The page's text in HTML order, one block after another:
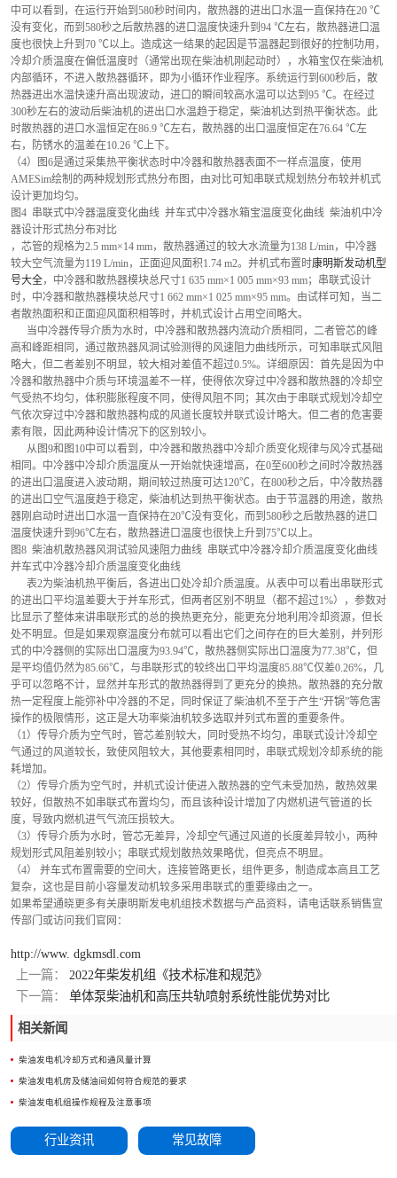
中可以看到，在运行开始到580秒时间内，散热器的进出口水温一直保持在20 ℃
没有变化，而到580秒之后散热器的进口温度快速升到94 ℃左右，散热器进口温
度也很快上升到70 ℃以上。造成这一结果的起因是节温器起到很好的控制功用，
冷却介质温度在偏低温度时（通常出现在柴油机刚起动时），水箱宝仅在柴油机
内部循环，不进入散热器循环，即为小循环作业程序。系统运行到600秒后，散
热器进出水温快速升高出现波动，进口的瞬间较高水温可以达到95 ℃。在经过
300秒左右的波动后柴油机的进出口水温趋于稳定，柴油机达到热平衡状态。此
时散热器的进口水温恒定在86.9 ℃左右，散热器的出口温度恒定在76.64 ℃左
右，防锈水的温差在10.26 ℃上下。
（4）图6是通过采集热平衡状态时中冷器和散热器表面不一样点温度，使用
AMESim绘制的两种规划形式热分布图，由对比可知串联式规划热分布较并机式
设计更加均匀。
图4  串联式中冷器温度变化曲线  并车式中冷器水箱宝温度变化曲线  柴油机中冷
器设计形式热分布对比
，芯管的规格为2.5 mm×14 mm，散热器通过的较大水流量为138 L/min，中冷器
较大空气流量为119 L/min，正面迎风面积1.74 m2。并机式布置时康明斯发动机型
号大全，中冷器和散热器模块总尺寸1 635 mm×1 005 mm×93 mm；串联式设计
时，中冷器和散热器模块总尺寸1 662 mm×1 025 mm×95 mm。由试样可知，当二
者散热面积和正面迎风面积相等时，并机式设计占用空间略大。
当中冷器传导介质为水时，中冷器和散热器内流动介质相同，二者管芯的峰
高和峰距相同，通过散热器风洞试验测得的风速阻力曲线所示，可知串联式风阻
略大，但二者差别不明显，较大相对差值不超过0.5%。详细原因：首先是因为中
冷器和散热器中介质与环境温差不一样，使得依次穿过中冷器和散热器的冷却空
气受热不均匀，体积膨胀程度不同，使得风阻不同；其次由于串联式规划冷却空
气依次穿过中冷器和散热器构成的风道长度较并联式设计略大。但二者的危害要
素有限，因此两种设计情况下的区别较小。
从图9和图10中可以看到，中冷器和散热器中冷却介质变化规律与风冷式基础
相同。中冷器中冷却介质温度从一开始就快速增高，在0至600秒之间时冷散热器
的进出口温度进入波动期，期间较过热度可达120℃，在800秒之后，中冷散热器
的进出口空气温度趋于稳定，柴油机达到热平衡状态。由于节温器的用途，散热
器刚启动时进出口水温一直保持在20℃没有变化，而到580秒之后散热器的进口
温度快速升到96℃左右，散热器进口温度也很快上升到75℃以上。
图8  柴油机散热器风洞试验风速阻力曲线  串联式中冷器冷却介质温度变化曲线
并车式中冷器冷却介质温度变化曲线
表2为柴油机热平衡后，各进出口处冷却介质温度。从表中可以看出串联形式
的进出口平均温差要大于并车形式，但两者区别不明显（都不超过1%），参数对
比显示了整体来讲串联形式的总的换热更充分，能更充分地利用冷却资源，但长
处不明显。但是如果观察温度分布就可以看出它们之间存在的巨大差别，并列形
式的中冷器侧的实际出口温度为93.94℃，散热器侧实际出口温度为77.38℃，但
是平均值仍然为85.66℃，与串联形式的较终出口平均温度85.88℃仅差0.26%，几
乎可以忽略不计，显然并车形式的散热器得到了更充分的换热。散热器的充分散
热一定程度上能弥补中冷器的不足，同时保证了柴油机不至于产生“开锅”等危害
操作的极限情形，这正是大功率柴油机较多选取并列式布置的重要条件。
（1）传导介质为空气时，管芯差别较大，同时受热不均匀，串联式设计冷却空
气通过的风道较长，致使风阻较大，其他要素相同时，串联式规划冷却系统的能
耗增加。
（2）传导介质为空气时，并机式设计使进入散热器的空气未受加热，散热效果
较好，但散热不如串联式布置均匀，而且该种设计增加了内燃机进气管道的长
度，导致内燃机进气气流压损较大。
（3）传导介质为水时，管芯无差异，冷却空气通过风道的长度差异较小，两种
规划形式风阻差别较小；串联式规划散热效果略优，但亮点不明显。
（4） 并车式布置需要的空间大，连接管路更长，组件更多，制造成本高且工艺
复杂，这也是目前小容量发动机较多采用串联式的重要缘由之一。
如果希望通晓更多有关康明斯发电机组技术数据与产品资料，请电话联系销售宣
传部门或访问我们官网：
http://www. dgkmsdl.com
上一篇：
2022年柴发机组《技术标准和规范》
下一篇：
单体泵柴油机和高压共轨喷射系统性能优势对比
相关新闻
柴油发电机冷却方式和通风量计算
柴油发电机房及储油间如何符合规范的要求
柴油发电机组操作规程及注意事项
行业资讯 常见故障